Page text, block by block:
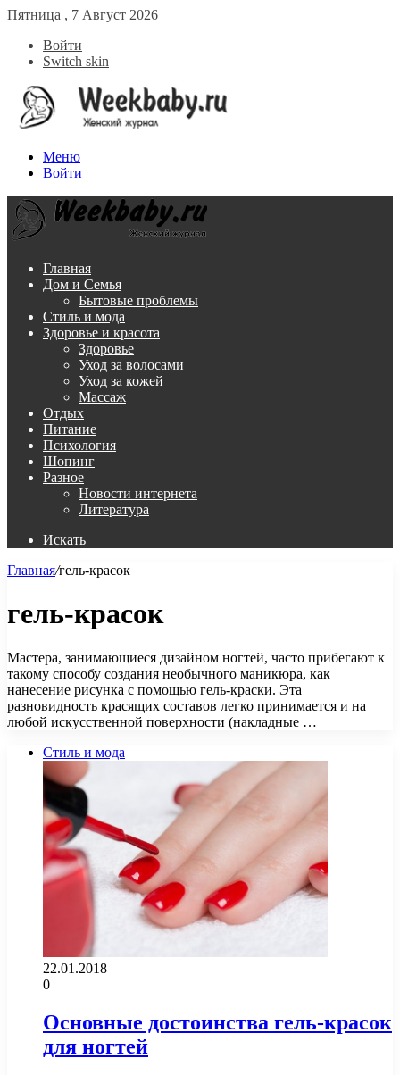
Пятница , 7 Август 2026
Войти
Switch skin
Меню
Войти
Главная
Дом и Семья
Бытовые проблемы
Стиль и мода
Здоровье и красота
Здоровье
Уход за волосами
Уход за кожей
Массаж
Отдых
Питание
Психология
Шопинг
Разное
Новости интернета
Литература
Искать
Главная/гель-красок
гель-красок
Мастера, занимающиеся дизайном ногтей, часто прибегают к
такому способу создания необычного маникюра, как
нанесение рисунка с помощью гель-краски. Эта
разновидность красящих составов легко принимается и на
любой искусственной поверхности (накладные …
Стиль и мода
22.01.2018
0
Основные достоинства гель-красок
для ногтей